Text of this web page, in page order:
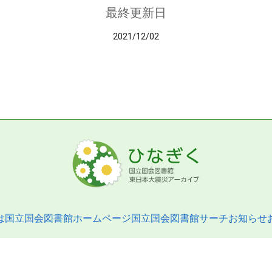
最終更新日
2021/12/02
国立国会図書館ホームページ国立国会図書館サーチお知らせ